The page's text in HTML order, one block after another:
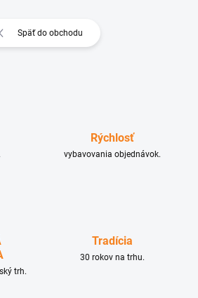
Späť do obchodu
Rýchlosť
vybavovania objednávok.
trh.
Tradícia
30 rokov na trhu.